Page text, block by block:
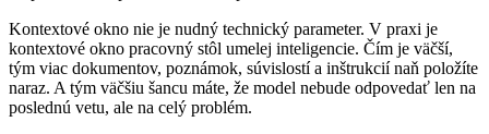
Kontextové okno nie je nudný technický parameter. V praxi je
kontextové okno pracovný stôl umelej inteligencie. Čím je väčší,
tým viac dokumentov, poznámok, súvislostí a inštrukcií naň položíte
naraz. A tým väčšiu šancu máte, že model nebude odpovedať len na
poslednú vetu, ale na celý problém.